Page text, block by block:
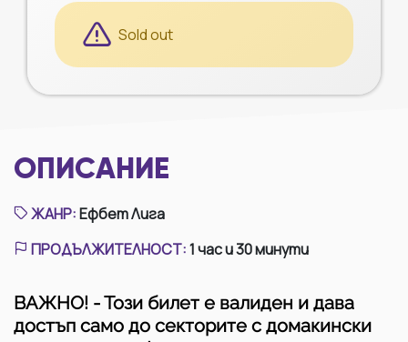
Sold out
ОПИСАНИЕ
ЖАНР:Ефбет Лига
ПРОДЪЛЖИТЕЛНОСТ:1 час и 30 минути
ВАЖНО! - Този билет е валиден и дава
достъп само до секторите с домакински